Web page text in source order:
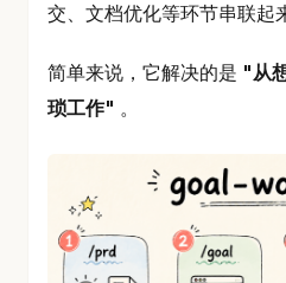
交、文档优化等环节串联起
简单来说，它解决的是 "从
琐工作" 。